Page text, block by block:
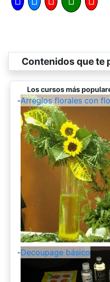
Contenidos que te
Los cursos más
-Arreglos florales con
-Decoupage básico